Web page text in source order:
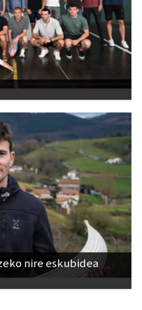
nire eskubidea